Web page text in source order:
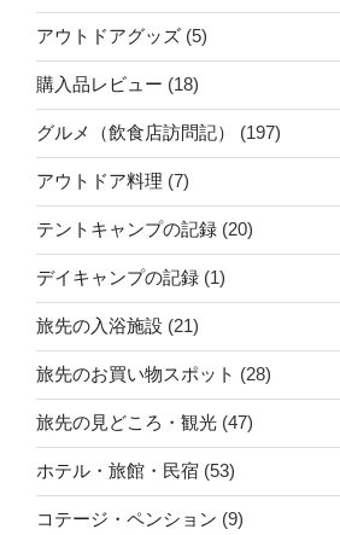
アウトドアグッズ (5)
購入品レビュー (18)
グルメ（飲食店訪問記） (197)
アウトドア料理 (7)
テントキャンプの記録 (20)
デイキャンプの記録 (1)
旅先の入浴施設 (21)
旅先のお買い物スポット (28)
旅先の見どころ・観光 (47)
ホテル・旅館・民宿 (53)
コテージ・ペンション (9)